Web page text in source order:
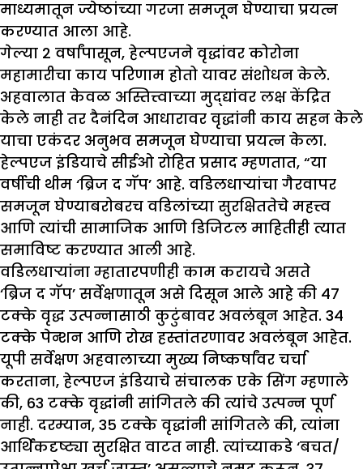
माध्यमातून ज्येष्ठांच्या गरजा समजून घेण्याचा प्रयत्न
करण्यात आला आहे.
गेल्या 2 वर्षांपासून, हेल्पएजने वृद्धांवर कोरोना
महामारीचा काय परिणाम होतो यावर संशोधन केले.
अहवालात केवळ अस्तित्त्वाच्या मुद्द्यांवर लक्ष केंद्रित
केले नाही तर दैनंदिन आधारावर वृद्धांनी काय सहन केले
याचा एकंदर अनुभव समजून घेण्याचा प्रयत्न केला.
हेल्पएज इंडियाचे सीईओ रोहित प्रसाद म्हणतात, “या
वर्षीची थीम ‘ब्रिज द गॅप’ आहे. वडिलधाऱ्यांचा गैरवापर
समजून घेण्याबरोबरच वडिलांच्या सुरक्षिततेचे महत्त्व
आणि त्यांची सामाजिक आणि डिजिटल माहितीही त्यात
समाविष्ट करण्यात आली आहे.
वडिलधाऱ्यांना म्हातारपणीही काम करायचे असते
‘ब्रिज द गॅप’ सर्वेक्षणातून असे दिसून आले आहे की 47
टक्के वृद्ध उत्पन्नासाठी कुटुंबावर अवलंबून आहेत. 34
टक्के पेन्शन आणि रोख हस्तांतरणावर अवलंबून आहेत.
यूपी सर्वेक्षण अहवालाच्या मुख्य निष्कर्षांवर चर्चा
करताना, हेल्पएज इंडियाचे संचालक एके सिंग म्हणाले
की, 63 टक्के वृद्धांनी सांगितले की त्यांचे उत्पन्न पूर्ण
नाही. दरम्यान, 35 टक्के वृद्धांनी सांगितले की, त्यांना
आर्थिकदृष्ट्या सुरक्षित वाटत नाही. त्यांच्याकडे ‘बचत/